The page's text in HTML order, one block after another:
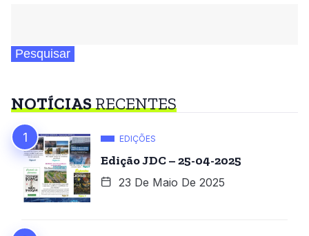
Pesquisar
NOTÍCIASRECENTES
EDIÇÕES
Edição JDC – 25-04-2025
23 De Maio De 2025